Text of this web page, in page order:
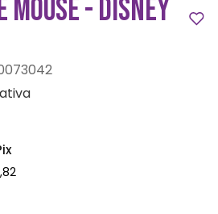
MOUSE - DISNEY
,82